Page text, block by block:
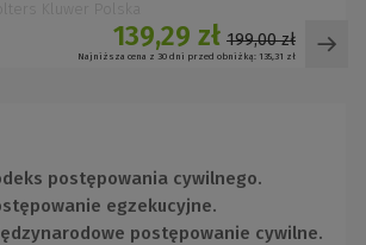
139,29 zł
Najniższa cena z 30 dni przed obniżką: 135,31 zł
199,00 zł
postępowania cywilnego.
egzekucyjne.
postępowanie cywilne.